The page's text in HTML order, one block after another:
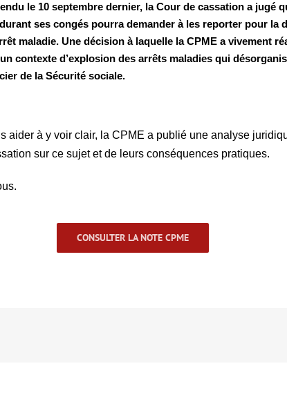
le 10 septembre dernier, la Cour de cassation a jugé
ses congés pourra demander à les reporter pour la
maladie. Une décision à laquelle la CPME a vivement
contexte d’explosion des arrêts maladies qui
de la Sécurité sociale.
aider à y voir clair, la CPME a publié une analyse
sur ce sujet et de leurs conséquences pratiques.
CONSULTER LA NOTE CPME